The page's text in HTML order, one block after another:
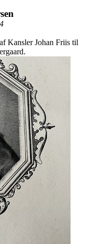
Kansler Johan Friis til